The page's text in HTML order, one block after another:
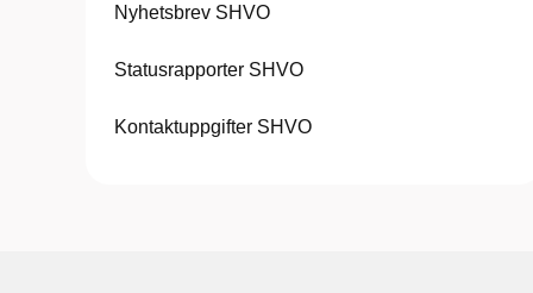
Nyhetsbrev SHVO
Statusrapporter SHVO
Kontaktuppgifter SHVO